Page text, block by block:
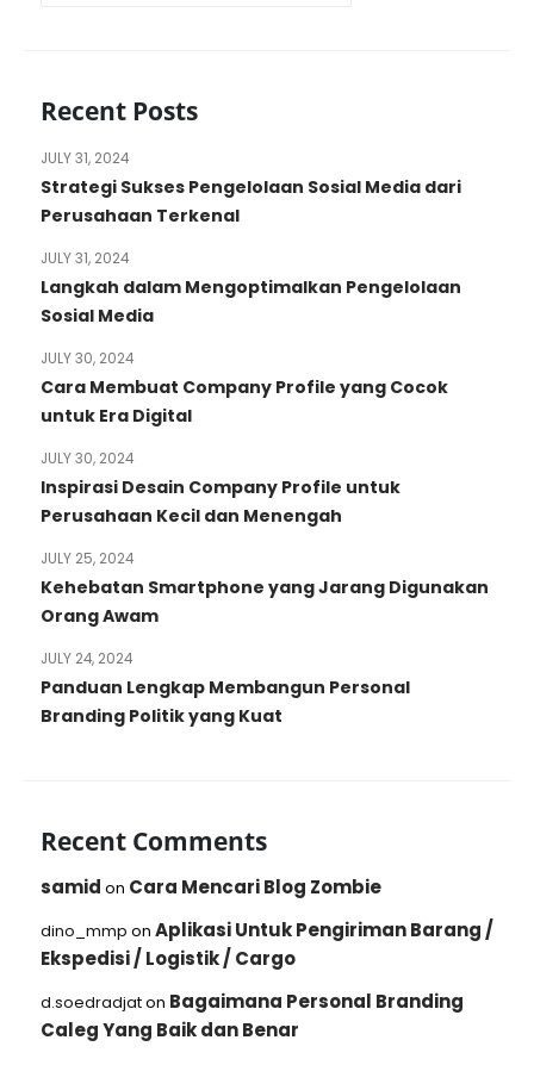
Recent Posts
Strategi Sukses Pengelolaan Sosial Media dari
Perusahaan Terkenal
JULY 31, 2024
Langkah dalam Mengoptimalkan Pengelolaan
Sosial Media
JULY 31, 2024
Cara Membuat Company Profile yang Cocok
untuk Era Digital
JULY 30, 2024
Inspirasi Desain Company Profile untuk
Perusahaan Kecil dan Menengah
JULY 30, 2024
Kehebatan Smartphone yang Jarang Digunakan
Orang Awam
JULY 25, 2024
Panduan Lengkap Membangun Personal
Branding Politik yang Kuat
JULY 24, 2024
Recent Comments
samid on Cara Mencari Blog Zombie
dino_mmp on Aplikasi Untuk Pengiriman Barang /
Ekspedisi / Logistik / Cargo
d.soedradjaton Bagaimana Personal Branding
Caleg Yang Baik dan Benar